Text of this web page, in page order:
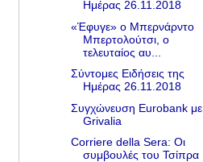
Ημέρας 26.11.2018
«Έφυγε» ο Μπερνάρντο
Μπερτολούτσι, ο
τελευταίος αυ...
Σύντομες Ειδήσεις της
Ημέρας 26.11.2018
Συγχώνευση Eurobank με
Grivalia
Corriere della Sera: Οι
συμβουλές του Τσίπρα